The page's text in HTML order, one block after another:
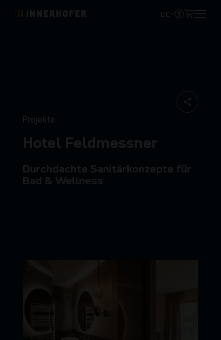
DE
Projekte
Hotel Feldmessner
Durchdachte Sanitärkonzepte für
Bad & Wellness